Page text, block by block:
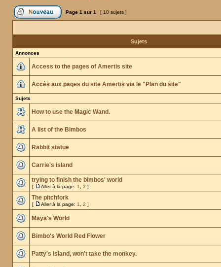
Page 1 sur 1 [ 10 sujets ]
Sujets
Annonces
Access to the pages of Amertis site
Accès aux pages du site Amertis via le "Plan du site"
Sujets
How to use the Magic Wand.
A list of the Bimbos
Rabbit statue
Carrie's island
trying to finish the bimbos' world
[ Aller à la page: 1 2 ]
The pitchfork
[ Aller à la page: 1 2 ]
Maya's World
Bimbo's World Red Flower
Patty's Island, won't take the monkey.